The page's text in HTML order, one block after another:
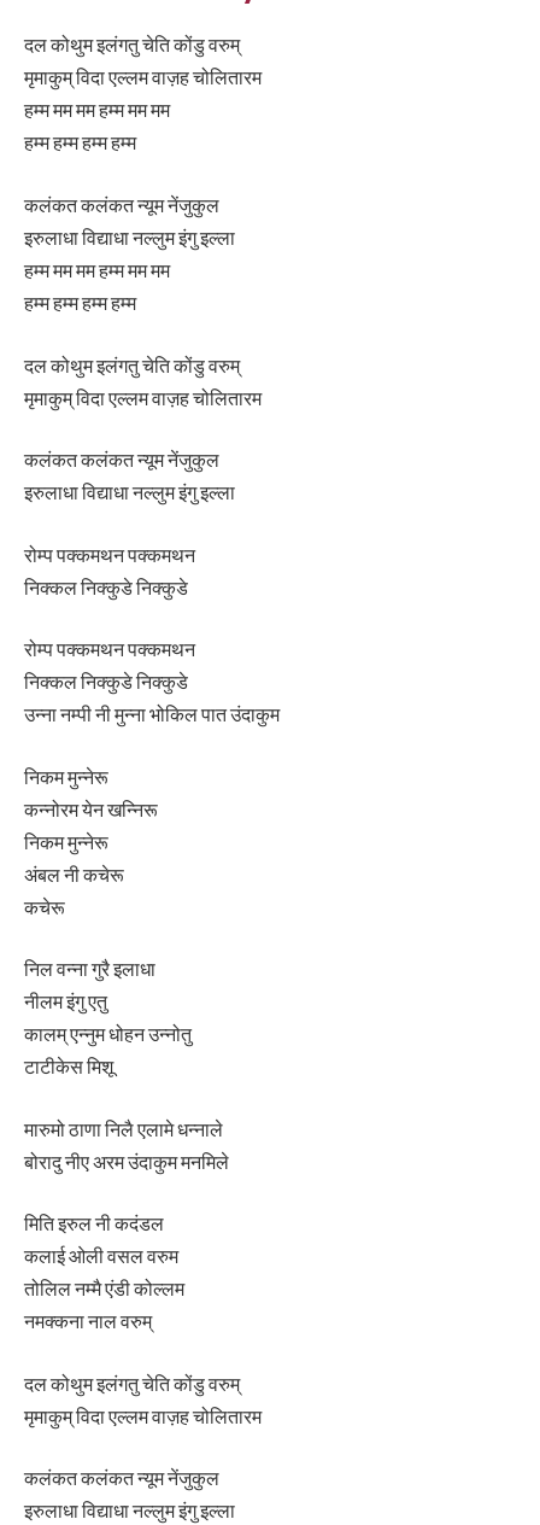
दल कोथुम इलंगतु चेति कोंडु वरुम्
मृमाकुम् विदा एल्लम वाज़ह चोलितारम
हम्म मम मम हम्म मम मम
हम्म हम्म हम्म हम्म
कलंकत कलंकत न्यूम नेंजुकुल
इरुलाधा विद्याधा नल्लुम इंगु इल्ला
हम्म मम मम हम्म मम मम
हम्म हम्म हम्म हम्म
दल कोथुम इलंगतु चेति कोंडु वरुम्
मृमाकुम् विदा एल्लम वाज़ह चोलितारम
कलंकत कलंकत न्यूम नेंजुकुल
इरुलाधा विद्याधा नल्लुम इंगु इल्ला
रोम्प पक्कमथन पक्कमथन
निक्कल निक्कुडे निक्कुडे
रोम्प पक्कमथन पक्कमथन
निक्कल निक्कुडे निक्कुडे
उन्ना नम्पी नी मुन्ना भोकिल पात उंदाकुम
निकम मुन्नेरू
कन्नोरम येन खन्निरू
निकम मुन्नेरू
अंबल नी कचेरू
कचेरू
निल वन्ना गुरै इलाधा
नीलम इंगु एतु
कालम् एन्नुम धोहन उन्नोतु
टाटीकेस मिशू
मारुमो ठाणा निलै एलामे धन्नाले
बोरादु नीए अरम उंदाकुम मनमिले
मिति इरुल नी कदंडल
कलाई ओली वसल वरुम
तोलिल नम्मै एंडी कोल्लम
नमक्कना नाल वरुम्
दल कोथुम इलंगतु चेति कोंडु वरुम्
मृमाकुम् विदा एल्लम वाज़ह चोलितारम
कलंकत कलंकत न्यूम नेंजुकुल
इरुलाधा विद्याधा नल्लुम इंगु इल्ला